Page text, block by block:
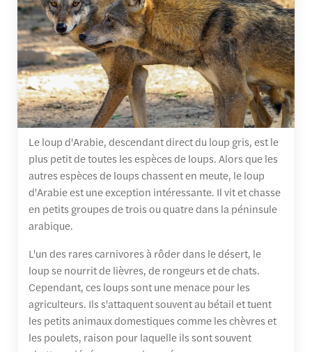
Le loup d'Arabie, descendant direct du loup gris, est le
plus petit de toutes les espèces de loups. Alors que les
autres espèces de loups chassent en meute, le loup
d'Arabie est une exception intéressante. Il vit et chasse
en petits groupes de trois ou quatre dans la péninsule
arabique.
L'un des rares carnivores à rôder dans le désert, le
loup se nourrit de lièvres, de rongeurs et de chats.
Cependant, ces loups sont une menace pour les
agriculteurs. Ils s'attaquent souvent au bétail et tuent
les petits animaux domestiques comme les chèvres et
les poulets, raison pour laquelle ils sont souvent